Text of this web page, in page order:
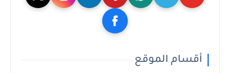
أقسام الموقع